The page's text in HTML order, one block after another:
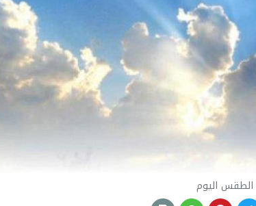
الطقس اليوم